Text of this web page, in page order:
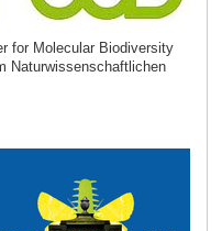
for Molecular Biodiversity
Naturwissenschaftlichen